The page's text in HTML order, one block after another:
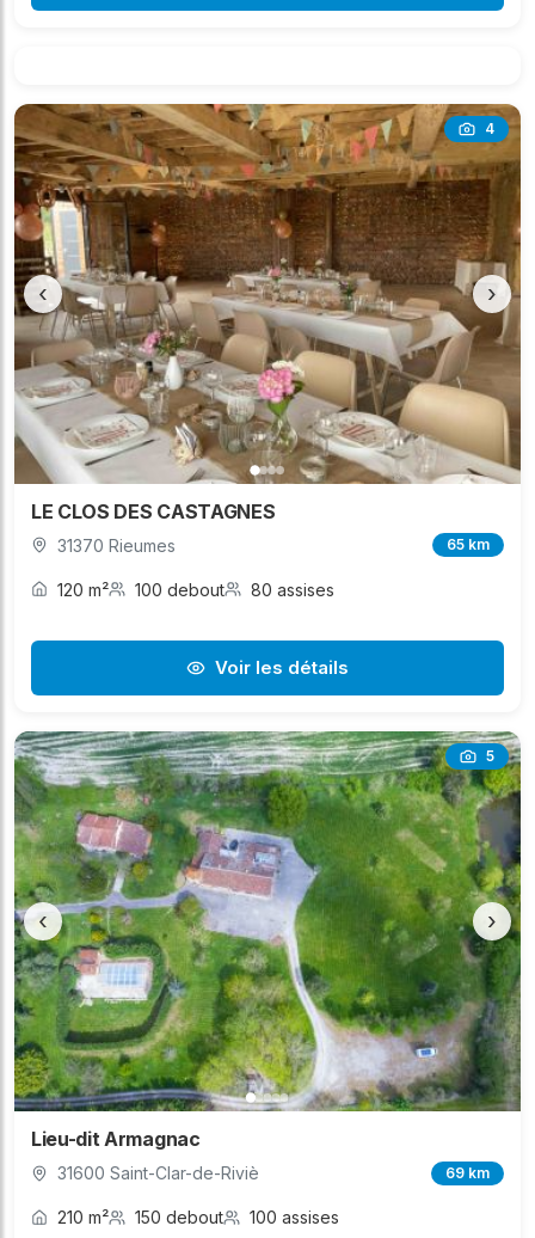
4
‹ ›
LE CLOS DES CASTAGNES
31370 Rieumes 65 km
120 m² 100 debout 80 assises
Voir les détails
5
‹ ›
Lieu-dit Armagnac
31600 Saint-Clar-de-Riviè 69 km
210 m² 150 debout 100 assises